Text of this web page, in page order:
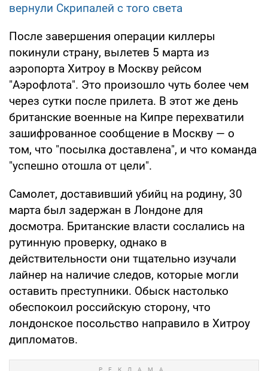
вернули Скрипалей с того света
После завершения операции киллеры
покинули страну, вылетев 5 марта из
аэропорта Хитроу в Москву рейсом
"Аэрофлота". Это произошло чуть более чем
через сутки после прилета. В этот же день
британские военные на Кипре перехватили
зашифрованное сообщение в Москву — о
том, что "посылка доставлена", и что команда
"успешно отошла от цели".
Самолет, доставивший убийц на родину, 30
марта был задержан в Лондоне для
досмотра. Британские власти сослались на
рутинную проверку, однако в
действительности они тщательно изучали
лайнер на наличие следов, которые могли
оставить преступники. Обыск настолько
обеспокоил российскую сторону, что
лондонское посольство направило в Хитроу
дипломатов.